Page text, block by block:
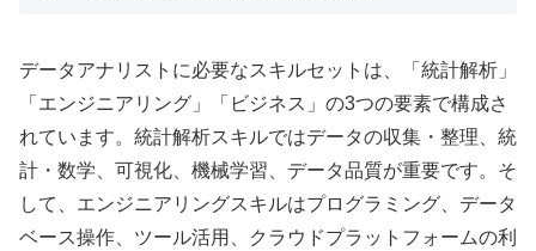
データアナリストに必要なスキルセットは、「統計解析」
「エンジニアリング」「ビジネス」の3つの要素で構成さ
れています。統計解析スキルではデータの収集・整理、統
計・数学、可視化、機械学習、データ品質が重要です。そ
して、エンジニアリングスキルはプログラミング、データ
ベース操作、ツール活用、クラウドプラットフォームの利